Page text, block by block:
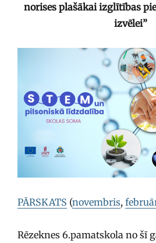
norises plašākai izglītības
izvēlei”
PĀRSKATS (novembris,
Rēzeknes 6.pamatskola no šī